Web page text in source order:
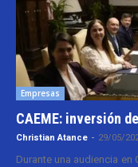
Empresas
CAEME: inversión
Christian Atance - 29/05/
Durante una audiencia en